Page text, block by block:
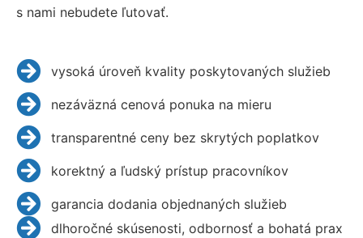
s nami nebudete ľutovať.
vysoká úroveň kvality poskytovaných služieb
nezáväzná cenová ponuka na mieru
transparentné ceny bez skrytých poplatkov
korektný a ľudský prístup pracovníkov
garancia dodania objednaných služieb
dlhoročné skúsenosti, odbornosť a bohatá prax